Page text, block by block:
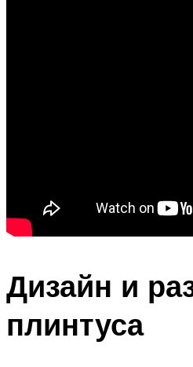
Дизайн и
плинтуса